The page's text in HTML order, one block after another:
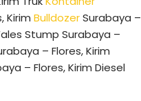
KirimBulldozerSurabaya –
Stump Surabaya –
– Flores, Kirim
– Flores, Kirim Diesel